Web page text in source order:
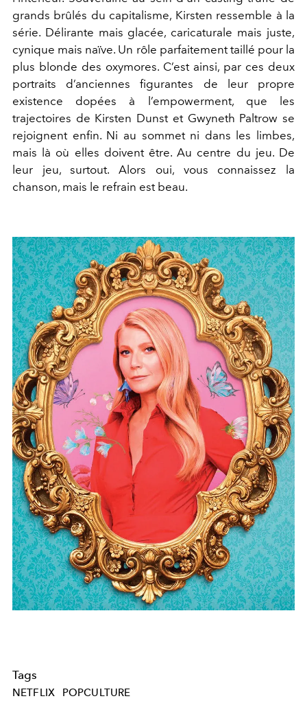
grands brûlés du capitalisme, Kirsten ressemble à la
série. Délirante mais glacée, caricaturale mais juste,
cynique mais naïve. Un rôle parfaitement taillé pour la
plus blonde des oxymores. C’est ainsi, par ces deux
portraits d’anciennes figurantes de leur propre
existence dopées à l’empowerment, que les
trajectoires de Kirsten Dunst et Gwyneth Paltrow se
rejoignent enfin. Ni au sommet ni dans les limbes,
mais là où elles doivent être. Au centre du jeu. De
leur jeu, surtout. Alors oui, vous connaissez la
chanson, mais le refrain est beau.
Tags
NETFLIX POPCULTURE